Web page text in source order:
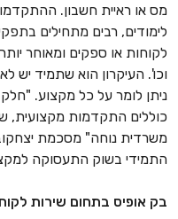
מס או ראיית חשבון.
לימודים, רבים מתחילים
לקוחות או ספקים ומאוחר
וכו'. העיקרון הוא שתמיד
ניתן לומר על כל מקצוע.
משרדית נוחה" מסכמת
התמידי בשוק התעסוקה
בק אופיס בתחום שירות